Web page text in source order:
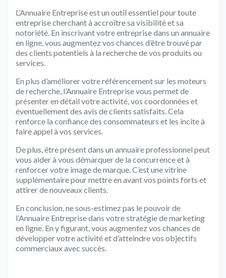
L’Annuaire Entreprise est un outil essentiel pour toute
entreprise cherchant à accroître sa visibilité et sa
notoriété. En inscrivant votre entreprise dans un annuaire
en ligne, vous augmentez vos chances d’être trouvé par
des clients potentiels à la recherche de vos produits ou
services.
En plus d’améliorer votre référencement sur les moteurs
de recherche, l’Annuaire Entreprise vous permet de
présenter en détail votre activité, vos coordonnées et
éventuellement des avis de clients satisfaits. Cela
renforce la confiance des consommateurs et les incite à
faire appel à vos services.
De plus, être présent dans un annuaire professionnel peut
vous aider à vous démarquer de la concurrence et à
renforcer votre image de marque. C’est une vitrine
supplémentaire pour mettre en avant vos points forts et
attirer de nouveaux clients.
En conclusion, ne sous-estimez pas le pouvoir de
l’Annuaire Entreprise dans votre stratégie de marketing
en ligne. En y figurant, vous augmentez vos chances de
développer votre activité et d’atteindre vos objectifs
commerciaux avec succès.